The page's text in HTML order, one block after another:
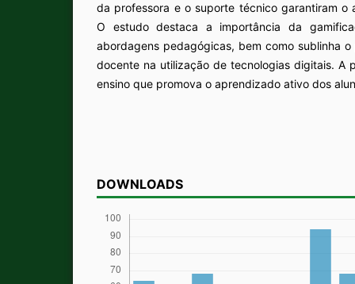
da professora e o suporte técnico garantiram o
O estudo destaca a importância da
abordagens pedagógicas, bem como sublinha
docente na utilização de tecnologias digitais. A
ensino que promova o aprendizado ativo dos
DOWNLOADS